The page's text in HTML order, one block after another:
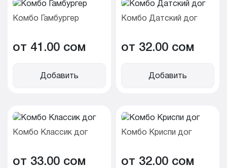
Комбо Гамбургер
от 41.00 cом
Добавить
Комбо Датский дог
от 32.00 cом
Добавить
Комбо Классик дог
от 33.00 cом
Комбо Криспи дог
от 32.00 cом